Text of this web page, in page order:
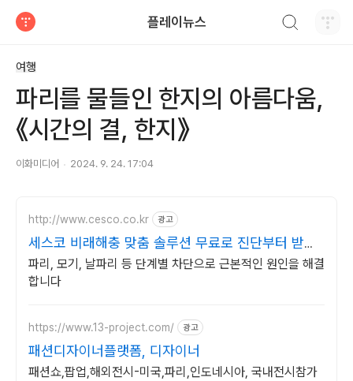
플레이뉴스
여행
파리를 물들인 한지의 아름다움,
《시간의 결, 한지》
이화미디어 2024. 9. 24. 17:04
http://www.cesco.co.kr 광고
세스코 비래해충 맞춤 솔루션 무료로 진단부터 받으
세요
파리, 모기, 날파리 등 단계별 차단으로 근본적인 원인을 해결
합니다
https://www.13-project.com/ 광고
패션디자이너플랫폼, 디자이너
패션쇼,팝업,해외전시-미국,파리,인도네시아, 국내전시참가